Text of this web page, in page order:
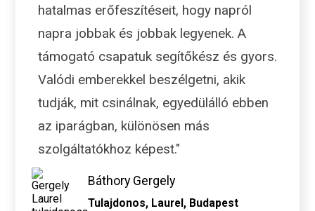
hatalmas erőfeszítéseit, hogy napról
napra jobbak és jobbak legyenek. A
támogató csapatuk segítőkész és gyors.
Valódi emberekkel beszélgetni, akik
tudják, mit csinálnak, egyedülálló ebben
az iparágban, különösen más
szolgáltatókhoz képest."
Báthory Gergely
Tulajdonos, Laurel, Budapest